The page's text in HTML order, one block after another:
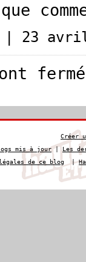
| 23 avril
Créer
mis à jour | Les
de ce blog |